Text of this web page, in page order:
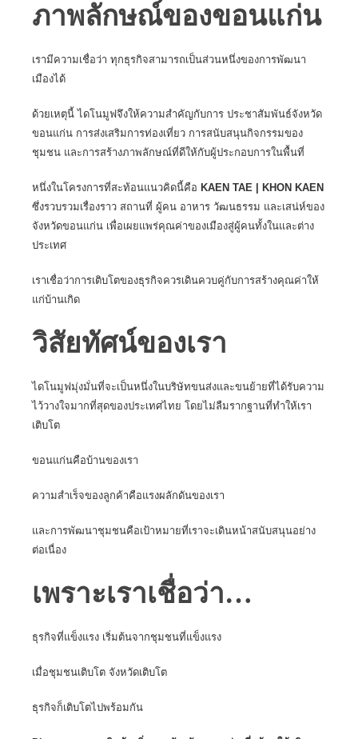
ภาพลักษณ์ของขอนแก่น
เรามีความเชื่อว่า ทุกธุรกิจสามารถเป็นส่วนหนึ่งของการพัฒนา
เมืองได้
ด้วยเหตุนี้ ไดโนมูฟจึงให้ความสำคัญกับการ ประชาสัมพันธ์จังหวัด
ขอนแก่น การส่งเสริมการท่องเที่ยว การสนับสนุนกิจกรรมของ
ชุมชน และการสร้างภาพลักษณ์ที่ดีให้กับผู้ประกอบการในพื้นที่
หนึ่งในโครงการที่สะท้อนแนวคิดนี้คือ KAEN TAE | KHON KAEN
ซึ่งรวบรวมเรื่องราว สถานที่ ผู้คน อาหาร วัฒนธรรม และเสน่ห์ของ
จังหวัดขอนแก่น เพื่อเผยแพร่คุณค่าของเมืองสู่ผู้คนทั้งในและต่าง
ประเทศ
เราเชื่อว่าการเติบโตของธุรกิจควรเดินควบคู่กับการสร้างคุณค่าให้
แก่บ้านเกิด
วิสัยทัศน์ของเรา
ไดโนมูฟมุ่งมั่นที่จะเป็นหนึ่งในบริษัทขนส่งและขนย้ายที่ได้รับความ
ไว้วางใจมากที่สุดของประเทศไทย โดยไม่ลืมรากฐานที่ทำให้เรา
เติบโต
ขอนแก่นคือบ้านของเรา
ความสำเร็จของลูกค้าคือแรงผลักดันของเรา
และการพัฒนาชุมชนคือเป้าหมายที่เราจะเดินหน้าสนับสนุนอย่าง
ต่อเนื่อง
เพราะเราเชื่อว่า…
ธุรกิจที่แข็งแรง เริ่มต้นจากชุมชนที่แข็งแรง
เมื่อชุมชนเติบโต จังหวัดเติบโต
ธุรกิจก็เติบโตไปพร้อมกัน